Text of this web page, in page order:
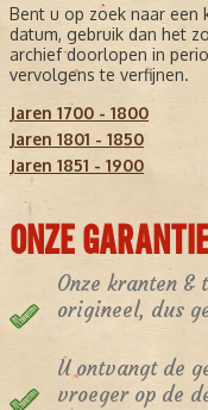
Bent u op zoek naar een
datum, gebruik dan het
archief doorlopen in
vervolgens te verfijnen.
Jaren 1700 - 1800
Jaren 1801 - 1850
Jaren 1851 - 1900
ONZE
Onze kranten
origineel, dus
U ontvangt de
vroeger op de